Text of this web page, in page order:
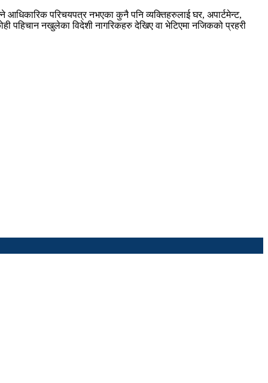
आधिकारिक परिचयपत्र नभएका कुनै पनि व्यक्तिहरुलाई घर, अपार्टमेन्ट,
पहिचान नखुलेका विदेशी नागरिकहरु देखिए वा भेटिएमा नजिकको प्रहरी